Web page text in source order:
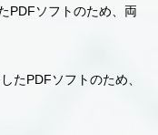
PDFソフトのため、両
たPDFソフトのため、